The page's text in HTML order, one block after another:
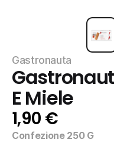
Gastronauta
E Miele
1,90 €
Confezione 250 G